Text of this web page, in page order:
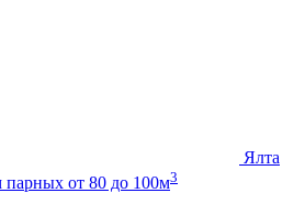
Ялта
парных от 80 до 100м3